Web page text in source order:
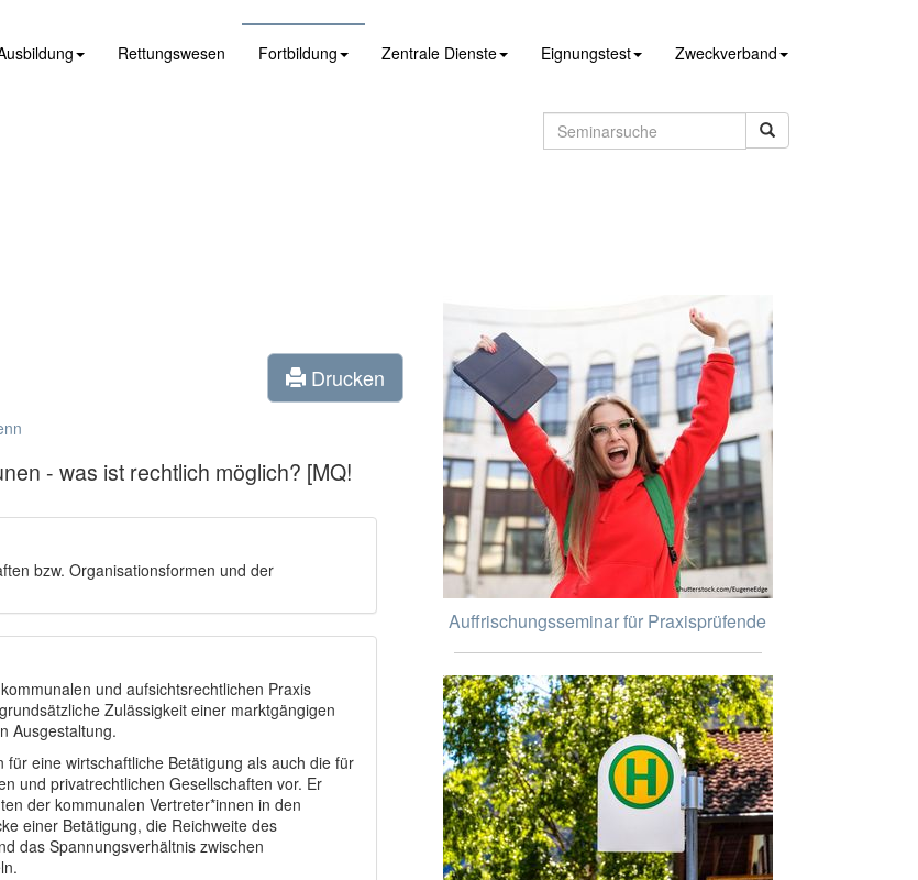
Rettungswesen Fortbildung Zentrale Dienste Eignungstest Zweckverband
Drucken
- was ist rechtlich möglich? [MQ!
bzw. Organisationsformen und der
und aufsichtsrechtlichen Praxis
Zulässigkeit einer marktgängigen
Ausgestaltung.
eine wirtschaftliche Betätigung als auch die für
und privatrechtlichen Gesellschaften vor. Er
der kommunalen Vertreter*innen in den
einer Betätigung, die Reichweite des
das Spannungsverhältnis zwischen
Auffrischungsseminar für Praxisprüfende